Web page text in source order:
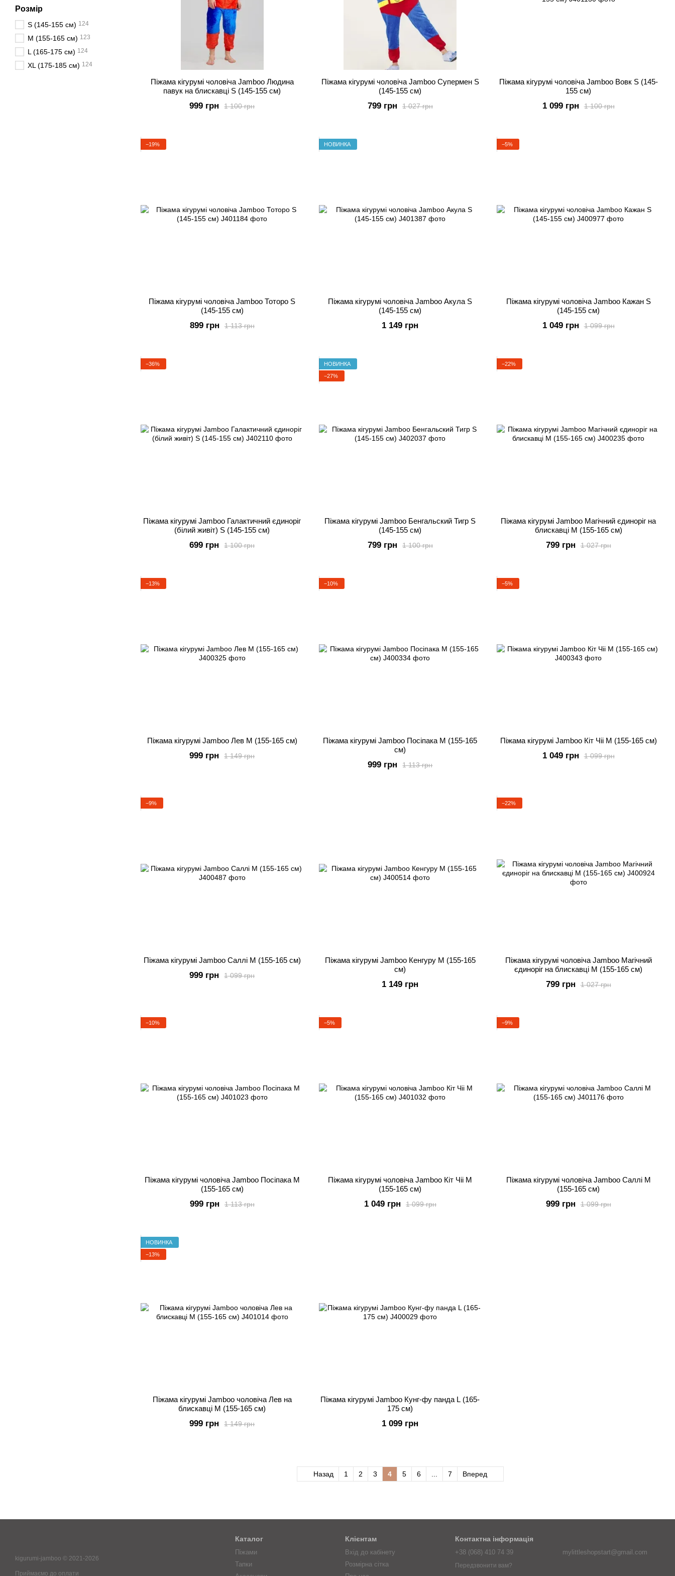
Піжама кігурумі чоловіча Jamboo Людина
павук на блискавці S (145-155 см)
1 100 грн
999 грн
Піжама кігурумі чоловіча Jamboo Супермен S
(145-155 см)
1 027 грн
799 грн
Піжама кігурумі чоловіча Jamboo Вовк S (145-
155 см)
1 100 грн
1 099 грн
−19%
Піжама кігурумі чоловіча Jamboo Тоторо S
(145-155 см)
1 113 грн
899 грн
НОВИНКА
Піжама кігурумі чоловіча Jamboo Акула S
(145-155 см)
1 149 грн
−5%
Піжама кігурумі чоловіча Jamboo Кажан S
(145-155 см)
1 099 грн
1 049 грн
−36%
Піжама кігурумі Jamboo Галактичний єдиноріг
(білий живіт) S (145-155 см)
1 100 грн
699 грн
НОВИНКА
−27%
Піжама кігурумі Jamboo Бенгальский Тигр S
(145-155 см)
1 100 грн
799 грн
−22%
Піжама кігурумі Jamboo Магічний єдиноріг на
блискавці M (155-165 см)
1 027 грн
799 грн
−13%
Піжама кігурумі Jamboo Лев M (155-165 см)
1 149 грн
999 грн
−10%
Піжама кігурумі Jamboo Посіпака M (155-165
см)
1 113 грн
999 грн
−5%
Піжама кігурумі Jamboo Кіт Чіі M (155-165 см)
1 099 грн
1 049 грн
−9%
Піжама кігурумі Jamboo Саллі M (155-165 см)
1 099 грн
999 грн
Піжама кігурумі Jamboo Кенгуру M (155-165
см)
1 149 грн
−22%
Піжама кігурумі чоловіча Jamboo Магічний
єдиноріг на блискавці M (155-165 см)
1 027 грн
799 грн
−10%
Піжама кігурумі чоловіча Jamboo Посіпака M
(155-165 см)
1 113 грн
999 грн
−5%
Піжама кігурумі чоловіча Jamboo Кіт Чіі M
(155-165 см)
1 099 грн
1 049 грн
−9%
Піжама кігурумі чоловіча Jamboo Саллі M
(155-165 см)
1 099 грн
999 грн
НОВИНКА
−13%
Піжама кігурумі Jamboo чоловіча Лев на
блискавці M (155-165 см)
1 149 грн
999 грн
Піжама кігурумі Jamboo Кунг-фу панда L (165-
175 см)
1 099 грн
Назад 1 2 3 4 5 6 7 Вперед
Розмір
S (145-155 см) 124
M (155-165 см) 123
L (165-175 см) 124
XL (175-185 см) 124
kigurumi-jamboo © 2021-2026
Приймаємо до оплати
Каталог
Піжами
Тапки
Клієнтам
Вхід до кабінету
Розмірна сітка
Контактна інформація
+38 (068) 410 74 39
Передзвонити вам?
mylittleshopstart@gmail.com